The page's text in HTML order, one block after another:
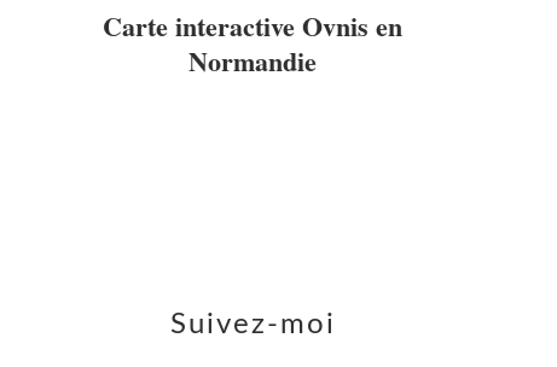
Suivez-moi
Carte interactive Ovnis en
Normandie